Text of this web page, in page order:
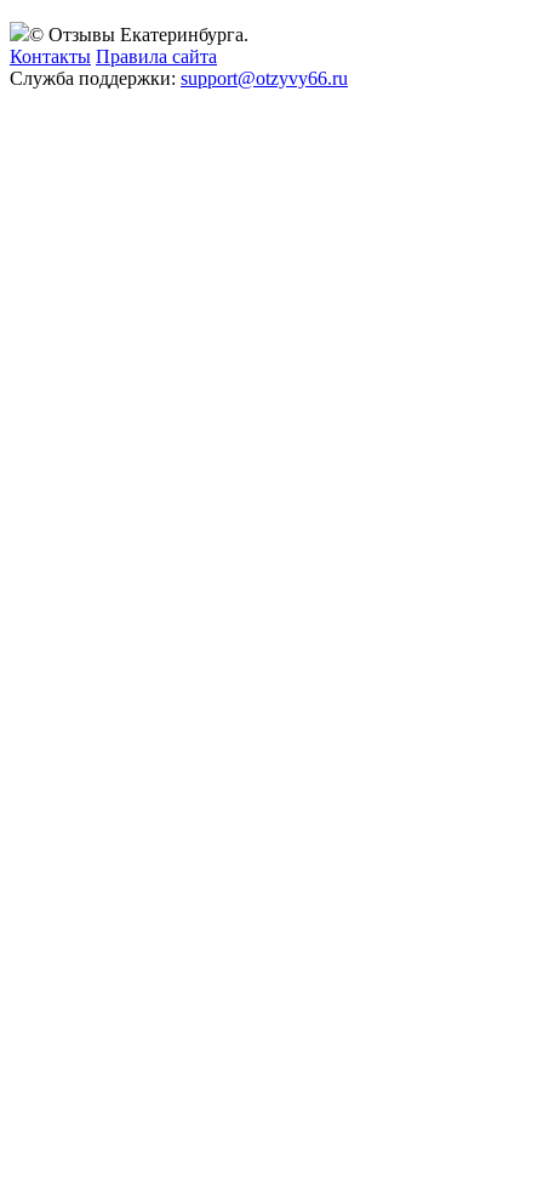
© Отзывы Екатеринбурга.
Контакты Правила сайта
Служба поддержки: support@otzyvy66.ru